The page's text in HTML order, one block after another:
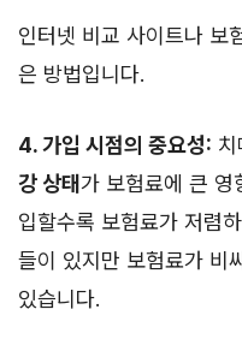
인터넷 비교 사이트나 보
은 방법입니다.
4. 가입 시점의 중요성:
강 상태가 보험료에 큰 영
입할수록 보험료가 저렴
들이 있지만 보험료가 비
있습니다.